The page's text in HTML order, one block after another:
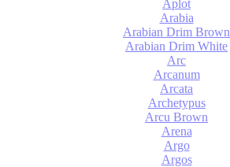
Aplot
Arabia
Arabian Drim Brown
Arabian Drim White
Arc
Arcanum
Arcata
Archetypus
Arcu Brown
Arena
Argo
Argos